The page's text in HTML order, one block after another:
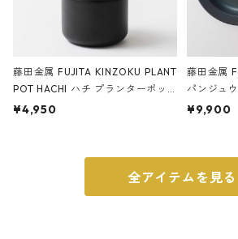
藤田金属 FUJITA KINZOKU PLANT
POT HACHI ハチ プランターポッ
ト 3号 ブラック
¥4,950
藤田金属
パンジュ
m ガス火
¥9,900
全アイテムを見る